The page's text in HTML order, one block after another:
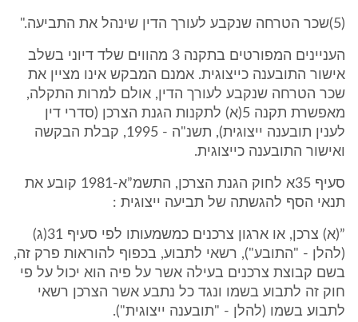
(5)שכר הטרחה שנקבע לעורך הדין שינהל את התביעה."
העניינים המפורטים בתקנה 3 מהווים שלד דיוני בשלב
אישור התובענה כייצוגית. אמנם המבקש אינו מציין את
שכר הטרחה שנקבע לעורך הדין, אולם למרות התקלה,
מאפשרת תקנה 5(א) לתקנות הגנת הצרכן (סדרי דין
לענין תובענה ייצוגית), תשנ"ה - 1995, קבלת הבקשה
ואישור התובענה כייצוגית.
סעיף 35א לחוק הגנת הצרכן, התשמ”א-1981 קובע את
תנאי הסף להגשתה של תביעה ייצוגית :
”(א) צרכן, או ארגון צרכנים כמשמעותו לפי סעיף 31(ג)
(להלן - "התובע"), רשאי לתבוע, בכפוף להוראות פרק זה,
בשם קבוצת צרכנים בעילה אשר על פיה הוא יכול על פי
חוק זה לתבוע בשמו ונגד כל נתבע אשר הצרכן רשאי
לתבוע בשמו (להלן - "תובענה ייצוגית").